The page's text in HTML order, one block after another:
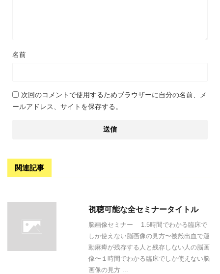
名前
次回のコメントで使用するためブラウザーに自分の名前、メ
ールアドレス、サイトを保存する。
関連記事
視聴可能な全セミナータイトル
脳画像セミナー 1.5時間でわかる臨床で
しか使えない脳画像の見方〜被殻出血で運
動麻痺が残存する人と残存しない人の脳画
像〜１時間でわかる臨床でしか使えない脳
画像の見方 ...